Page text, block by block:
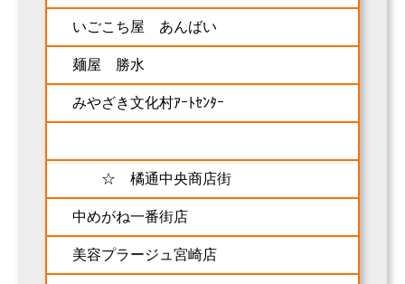
いごこち屋 あんばい
麺屋 勝水
みやざき文化村ｱｰﾄｾﾝﾀｰ
☆ 橘通中央商店街
中めがね一番街店
美容プラージュ宮崎店